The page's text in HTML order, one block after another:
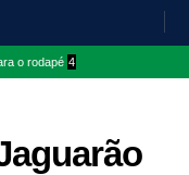
o rodapé 4